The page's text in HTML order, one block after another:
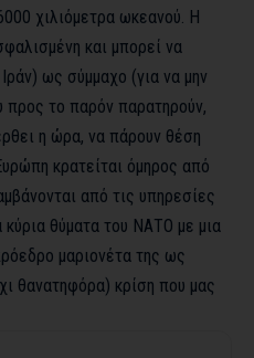
χιλιόμετρα ωκεανού. Η
και μπορεί να
ως σύμμαχο (για να μην
το παρόν παρατηρούν,
η ώρα, να πάρουν θέση
κρατείται όμηρος από
από τις υπηρεσίες
θύματα του ΝΑΤΟ με μια
μαριονέτα της ως
θανατηφόρα) κρίση που μας